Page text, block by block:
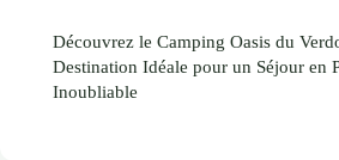
Découvrez le Camping Oasis du
Destination Idéale pour un Séjour en
Inoubliable